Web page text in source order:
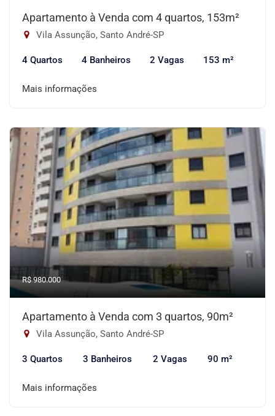
Apartamento à Venda com 4 quartos, 153m²
Vila Assunção, Santo André-SP
4 Quartos 4 Banheiros 2 Vagas 153 m²
Mais informações
R$ 980.000
Apartamento à Venda com 3 quartos, 90m²
Vila Assunção, Santo André-SP
3 Quartos 3 Banheiros 2 Vagas 90 m²
Mais informações